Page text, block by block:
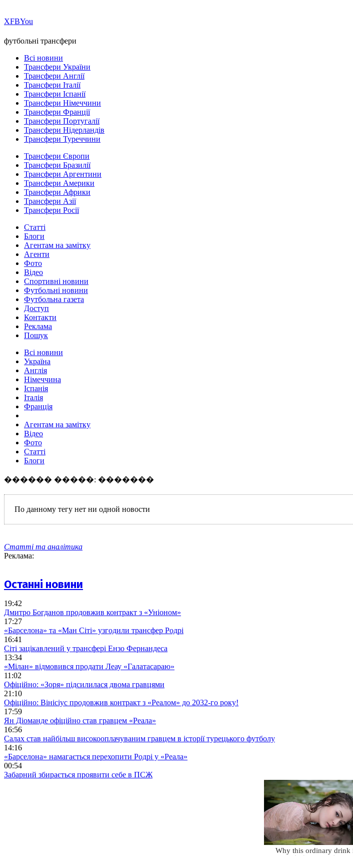
ХFBYou
футбольні трансфери
Всі новини
Трансфери України
Трансфери Англії
Трансфери Італії
Трансфери Іспанії
Трансфери Німеччини
Трансфери Франції
Трансфери Португалії
Трансфери Нідерландів
Трансфери Туреччини
Трансфери Європи
Трансфери Бразилії
Трансфери Аргентини
Трансфери Америки
Трансфери Африки
Трансфери Азії
Трансфери Росії
Статті
Блоги
Агентам на замітку
Агенти
Фото
Відео
Спортивні новини
Футбольні новини
Футбольна газета
Доступ
Контакти
Реклама
Пошук
Всі новини
Україна
Англія
Німеччина
Іспанія
Італія
Франція
Агентам на замітку
Відео
Фото
Статті
Блоги
������ �����: �������
По данному тегу нет ни одной новости
Статті та аналітика
Реклама:
Останні новини
19:42
Дмитро Богданов продовжив контракт з «Уніоном»
17:27
«Барселона» та «Ман Сіті» узгодили трансфер Родрі
16:41
Сіті зацікавлений у трансфері Ензо Фернандеса
13:34
«Мілан» відмовився продати Леау «Галатасараю»
11:02
Офіційно: «Зоря» підсилилася двома гравцями
21:10
Офіційно: Вінісіус продовжив контракт з «Реалом» до 2032-го року!
17:59
Ян Діоманде офіційно став гравцем «Реала»
16:56
Салах став найбільш високооплачуваним гравцем в історії турецького футболу
14:16
«Барселона» намагається перехопити Родрі у «Реала»
00:54
Забарний збирається проявити себе в ПСЖ